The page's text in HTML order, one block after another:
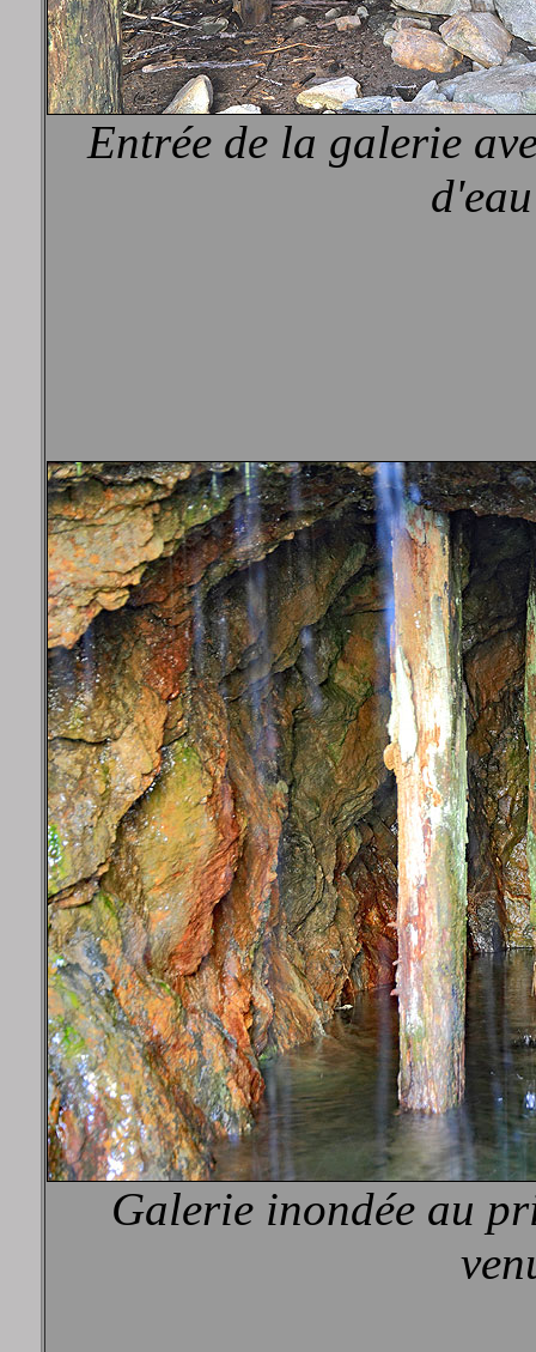
Entrée de la galerie
Galerie inondée au